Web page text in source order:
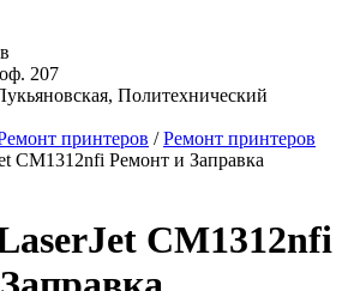
207
Политехнический
принтеров /Ремонт принтеров
CM1312nfi Ремонт и Заправка
CM1312nfi